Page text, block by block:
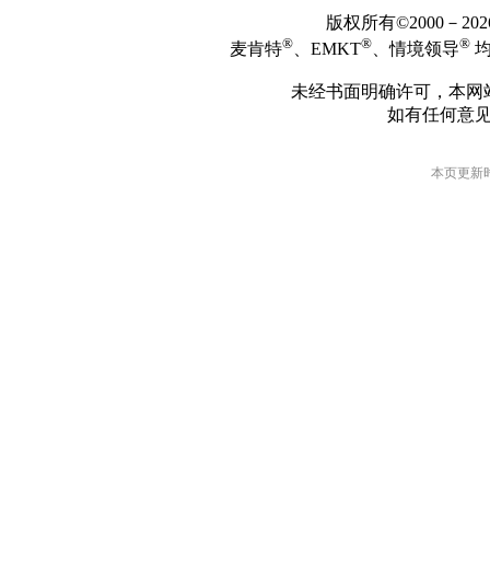
版权所有©2000－
麦肯特® 、EMKT® 、情境领导®
未经书面明确许可，本
如有任何意
本页更新